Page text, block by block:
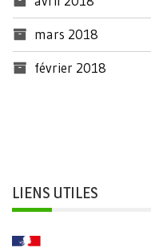
mars 2018
février 2018
LIENS UTILES